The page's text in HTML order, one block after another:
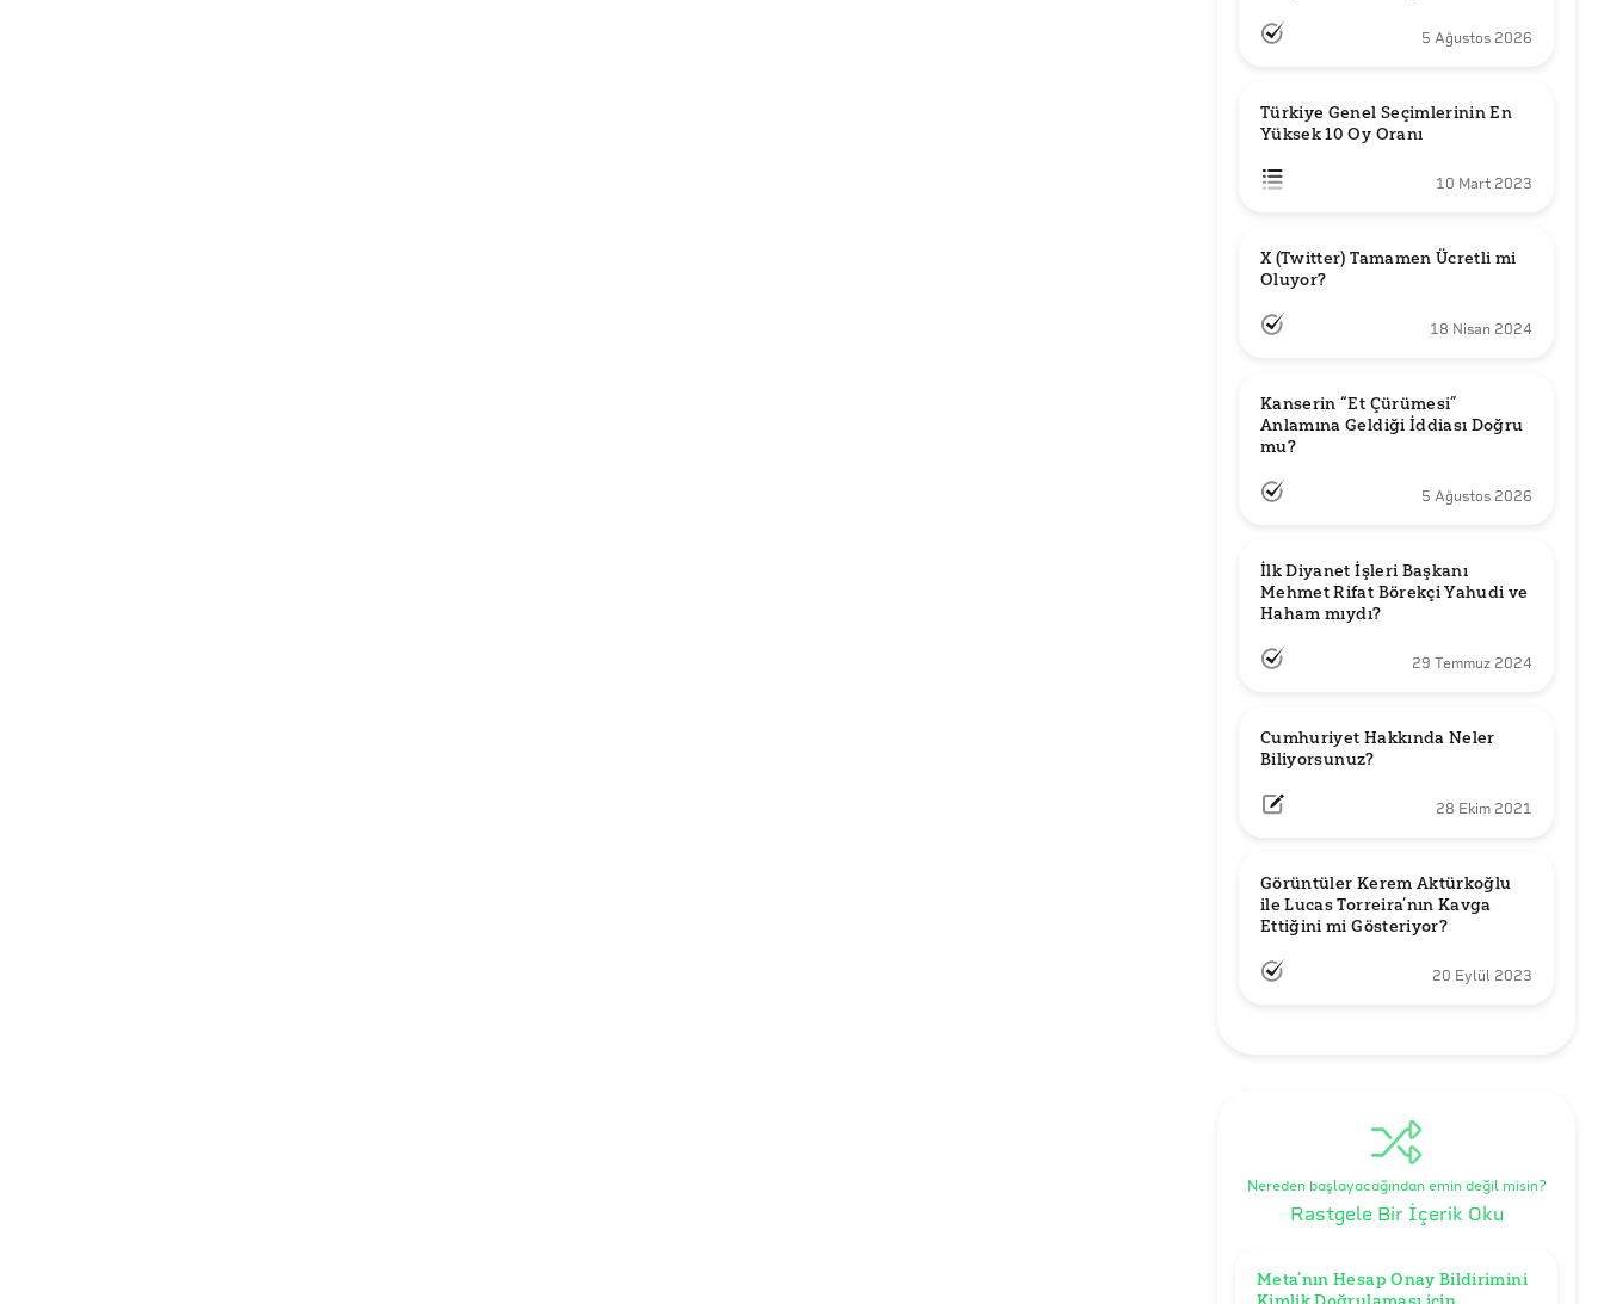
5 Ağustos 2026
Türkiye Genel Seçimlerinin En
Yüksek 10 Oy Oranı
10 Mart 2023
X (Twitter) Tamamen Ücretli mi
Oluyor?
18 Nisan 2024
Kanserin “Et Çürümesi”
Anlamına Geldiği İddiası Doğru
mu?
5 Ağustos 2026
İlk Diyanet İşleri Başkanı
Mehmet Rifat Börekçi Yahudi ve
Haham mıydı?
29 Temmuz 2024
Cumhuriyet Hakkında Neler
Biliyorsunuz?
28 Ekim 2021
Görüntüler Kerem Aktürkoğlu
ile Lucas Torreira’nın Kavga
Ettiğini mi Gösteriyor?
20 Eylül 2023
Nereden başlayacağından emin değil misin?
Rastgele Bir İçerik Oku
Meta’nın Hesap Onay Bildirimini